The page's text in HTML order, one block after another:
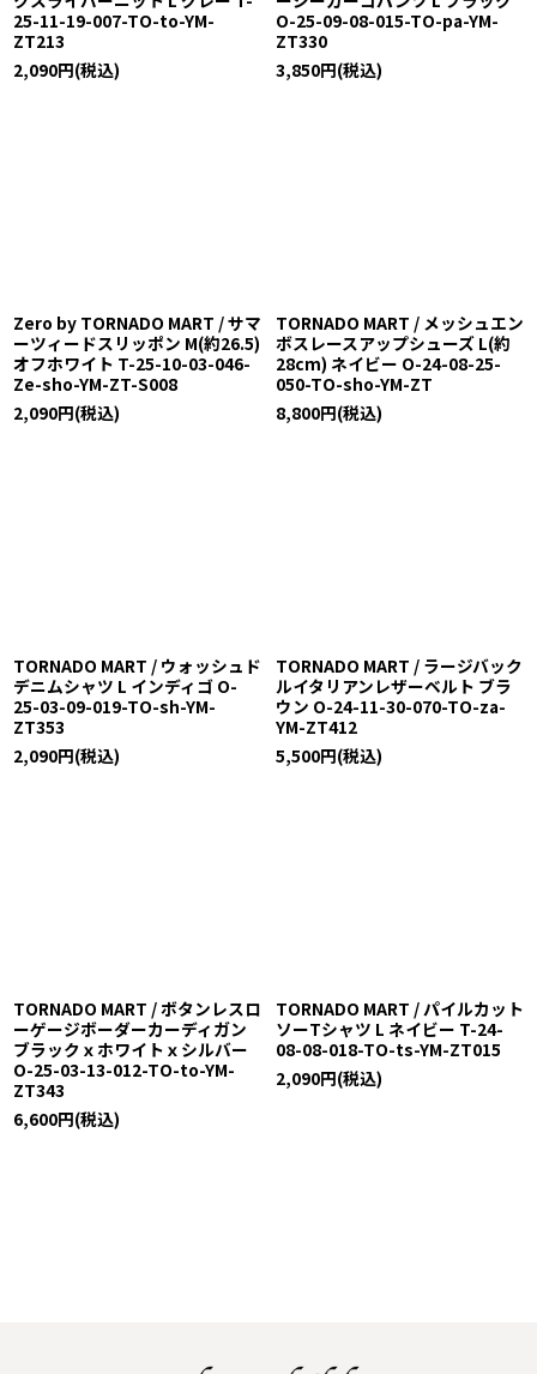
25-11-19-007-TO-to-YM-
ZT213
2,090円(税込)
O-25-09-08-015-TO-pa-YM-
ZT330
3,850円(税込)
Zero by TORNADO MART / サマ
ーツィードスリッポン M(約26.5)
オフホワイト T-25-10-03-046-
Ze-sho-YM-ZT-S008
2,090円(税込)
TORNADO MART / メッシュエン
ボスレースアップシューズ L(約
28cm) ネイビー O-24-08-25-
050-TO-sho-YM-ZT
8,800円(税込)
TORNADO MART / ウォッシュド
デニムシャツ L インディゴ O-
25-03-09-019-TO-sh-YM-
ZT353
2,090円(税込)
TORNADO MART / ラージバック
ルイタリアンレザーベルト ブラ
ウン O-24-11-30-070-TO-za-
YM-ZT412
5,500円(税込)
TORNADO MART / ボタンレスロ
ーゲージボーダーカーディガン
ブラックｘホワイトｘシルバー
O-25-03-13-012-TO-to-YM-
ZT343
6,600円(税込)
TORNADO MART / パイルカット
ソーTシャツ L ネイビー T-24-
08-08-018-TO-ts-YM-ZT015
2,090円(税込)